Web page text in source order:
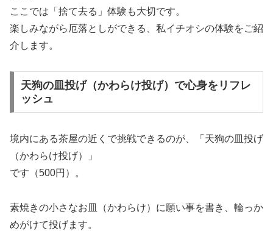
ここでは「捨て去る」体験も大切です。
楽しみながら厄落としができる、私イチオシの体験をご紹
介します。
天狗の皿投げ（かわらけ投げ）で心身をリフレ
ッシュ
境内にある茶屋の近くで挑戦できるのが、「天狗の皿投げ
（かわらけ投げ）」
です（500円）。
素焼きの小さなお皿（かわらけ）に願い事を書き、輪っか
めがけて投げます。